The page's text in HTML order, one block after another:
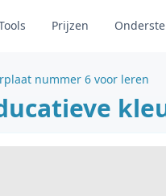
Prijzen
nummer 6 voor leren